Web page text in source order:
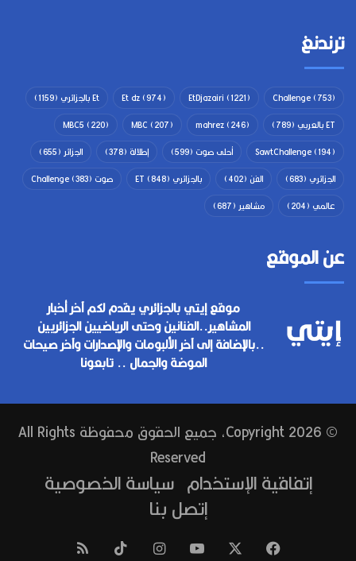
ترندنغ
Challenge(753)
EtDjazairi (1221)
Et dz(974) Et بالجزائري
(1159)
ET بالعربي
(789)
mahrez(246)
MBC(207)
MBC5 (220)
SawtChallenge(194) أحلى صوت (599) إطلالة (378) الجزائر (655)
الجزائري (683) الفن (402) بالجزائري ET (848) صوت Challenge (383)
عالمي (204) مشاهير (687)
عن الموقع
موقع إيتي بالجزائري يقدم لكم آخر أخبار
المشاهير..الفنانين وحتى الرياضيين الجزائريين
..بالإضافة إلى آخر الألبومات والإصدارات وآخر صيحات
الموضة والجمال .. تابعونا
© Copyright 2026, جميع الحقوق محفوظة All Rights
Reserved
إتفاقية الإستخدام سياسة الخصوصية
إتصل بنا
فيسبوك ‫YouTubeانستقرام ‫TikTokملخص